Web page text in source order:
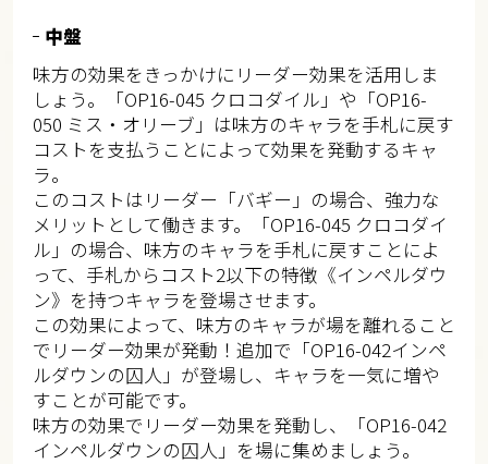
中盤
味方の効果をきっかけにリーダー効果を活用しま
しょう。「OP16-045 クロコダイル」や「OP16-
050 ミス・オリーブ」は味方のキャラを手札に戻す
コストを支払うことによって効果を発動するキャ
ラ。
このコストはリーダー「バギー」の場合、強力な
メリットとして働きます。「OP16-045 クロコダイ
ル」の場合、味方のキャラを手札に戻すことによ
って、手札からコスト2以下の特徴《インペルダウ
ン》を持つキャラを登場させます。
この効果によって、味方のキャラが場を離れること
でリーダー効果が発動！追加で「OP16-042インペ
ルダウンの囚人」が登場し、キャラを一気に増や
すことが可能です。
味方の効果でリーダー効果を発動し、「OP16-042
インペルダウンの囚人」を場に集めましょう。